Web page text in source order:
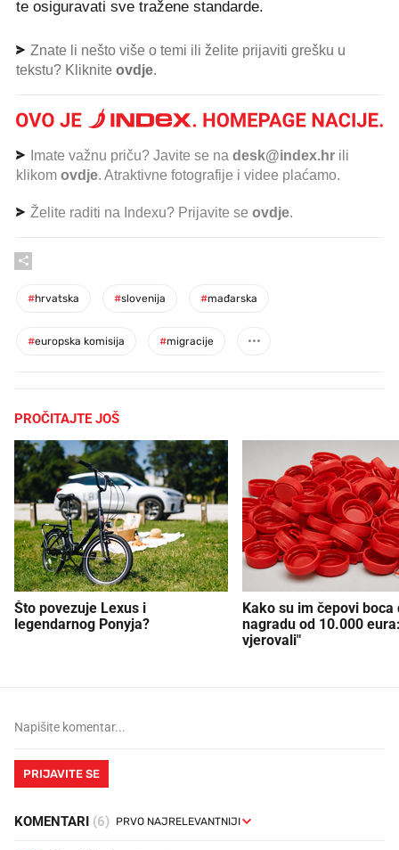
te osiguravati sve tražene standarde.
Znate li nešto više o temi ili želite prijaviti grešku u
tekstu? Kliknite ovdje.
Imate važnu priču? Javite se na desk@index.hr ili
klikom ovdje. Atraktivne fotografije i videe plaćamo.
Želite raditi na Indexu? Prijavite se ovdje.
#hrvatska #slovenija #mađarska
#europska komisija #migracije
PROČITAJTE JOŠ
Što povezuje Lexus i
legendarnog Ponyja?
Kako su im čepovi boca
nagradu od 10.000
vjerovali"
PRIJAVITE SE
KOMENTARI (6)